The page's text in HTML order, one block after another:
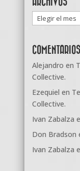
Archivos
Alejandro en
Collective.
Ezequiel en
Collective.
Ivan Zabalza
Don Bradson
Ivan Zabalza